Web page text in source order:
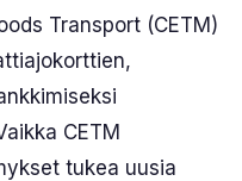
Transport (CETM)
CETM
tukea uusia